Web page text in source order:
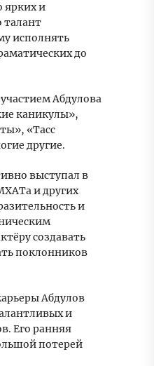
ярких и
талант
исполнять
до
Абдулова
каникулы»,
«Тасс
другие.
выступал в
и других
и
создавать
поклонников
Абдулов
и
Его ранняя
потерей